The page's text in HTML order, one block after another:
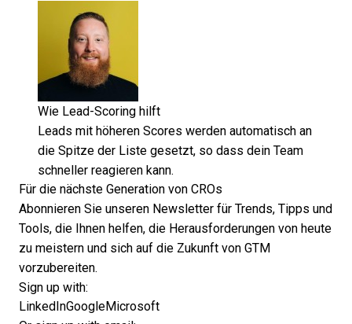
Wie Lead-Scoring hilft
Leads mit höheren Scores werden automatisch an
die Spitze der Liste gesetzt, so dass dein Team
schneller reagieren kann.
Für die nächste Generation von CROs
Abonnieren Sie unseren Newsletter für Trends, Tipps und
Tools, die Ihnen helfen, die Herausforderungen von heute
zu meistern und sich auf die Zukunft von GTM
vorzubereiten.
Sign up with:
LinkedInGoogleMicrosoft